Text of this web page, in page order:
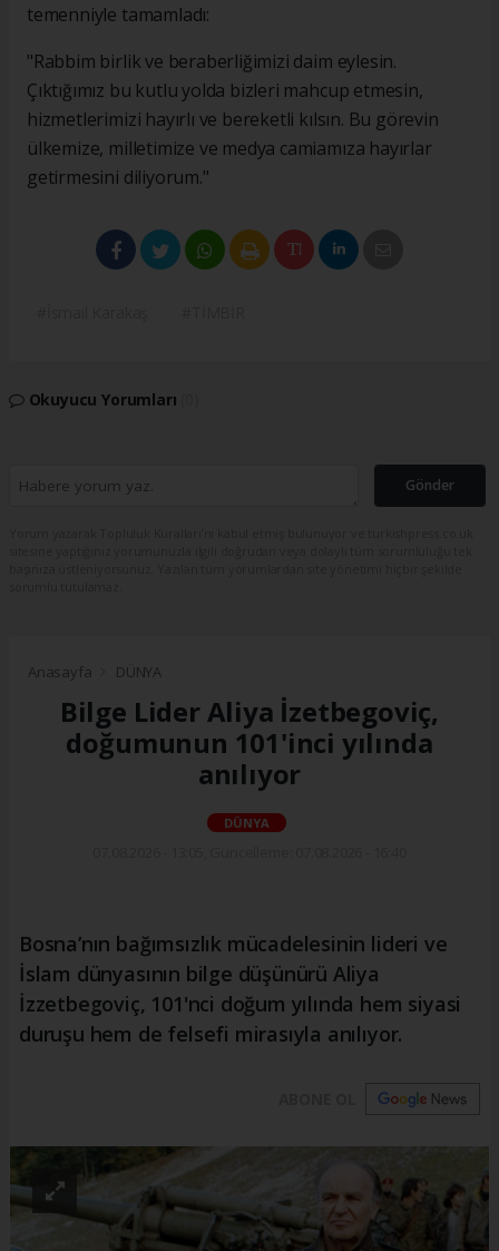
temenniyle tamamladı:
"Rabbim birlik ve beraberliğimizi daim eylesin.
Çıktığımız bu kutlu yolda bizleri mahcup etmesin,
hizmetlerimizi hayırlı ve bereketli kılsın. Bu görevin
ülkemize, milletimize ve medya camiamıza hayırlar
getirmesini diliyorum."
Okuyucu Yorumları
Gönder
Anasayfa DÜNYA
Bilge Lider Aliya İzetbegoviç,
doğumunun 101'inci yılında
anılıyor
DÜNYA
Bosna’nın bağımsızlık mücadelesinin lideri ve
İslam dünyasının bilge düşünürü Aliya
İzzetbegoviç, 101'nci doğum yılında hem siyasi
duruşu hem de felsefi mirasıyla anılıyor.